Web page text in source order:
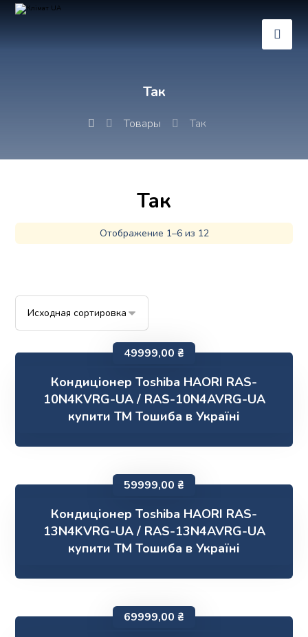
Так
Товары Так
Так
Отображение 1–6 из 12
Кондиціонер Toshiba HAORI RAS-
10N4KVRG-UA / RAS-10N4AVRG-UA
купити ТМ Тошиба в Україні
49999,00 ₴
Кондиціонер Toshiba HAORI RAS-
13N4KVRG-UA / RAS-13N4AVRG-UA
купити ТМ Тошиба в Україні
59999,00 ₴
69999,00 ₴